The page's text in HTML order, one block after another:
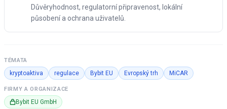
Důvěryhodnost, regulatorní připravenost, lokální
působení a ochrana uživatelů.
TÉMATA
kryptoaktiva regulace Bybit EU Evropský trh MiCAR
FIRMY A ORGANIZACE
Bybit EU GmbH